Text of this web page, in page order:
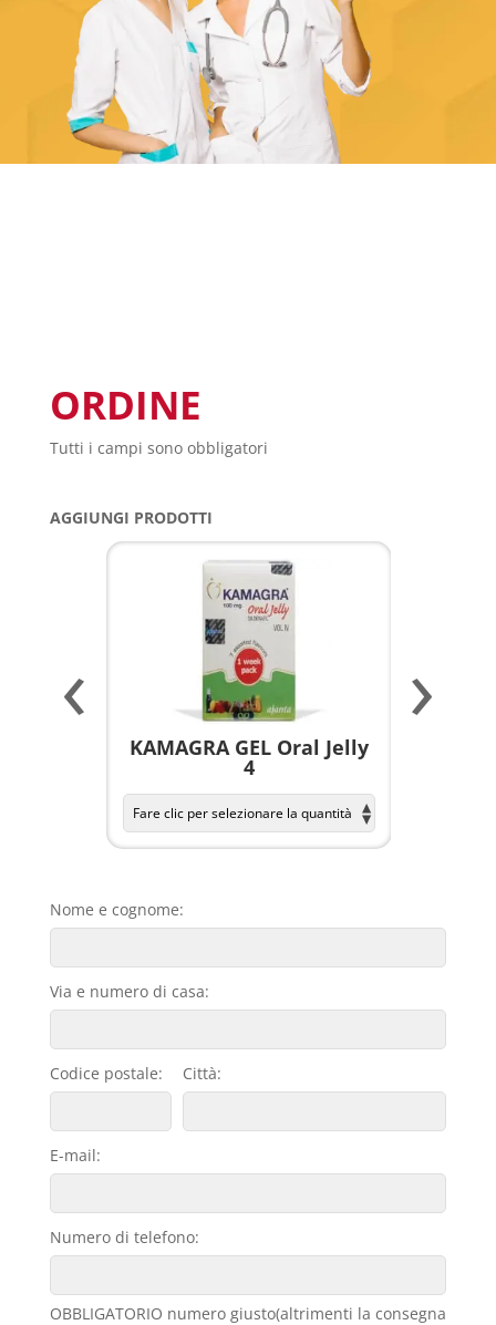
ORDINE
Tutti i campi sono obbligatori
AGGIUNGI PRODOTTI
KAMAGRA GEL Oral Jelly
4
‹ ›
Nome e cognome:
Via e numero di casa:
Codice postale: Città:
E-mail:
Numero di telefono:
OBBLIGATORIO numero giusto(altrimenti la consegna